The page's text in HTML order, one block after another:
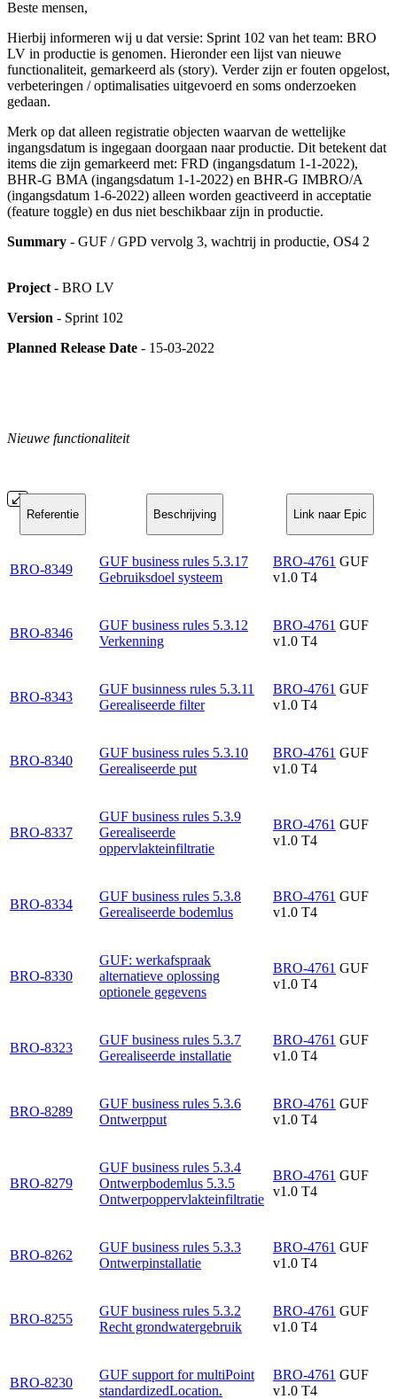
Beste mensen,
Hierbij informeren wij u dat versie: Sprint 102 van het team: BRO
LV in productie is genomen. Hieronder een lijst van nieuwe
functionaliteit, gemarkeerd als (story). Verder zijn er fouten opgelost,
verbeteringen / optimalisaties uitgevoerd en soms onderzoeken
gedaan.
Merk op dat alleen registratie objecten waarvan de wettelijke
ingangsdatum is ingegaan doorgaan naar productie. Dit betekent dat
items die zijn gemarkeerd met: FRD (ingangsdatum 1-1-2022),
BHR-G BMA (ingangsdatum 1-1-2022) en BHR-G IMBRO/A
(ingangsdatum 1-6-2022) alleen worden geactiveerd in acceptatie
(feature toggle) en dus niet beschikbaar zijn in productie.
Summary - GUF / GPD vervolg 3, wachtrij in productie, OS4 2
Project - BRO LV
Version - Sprint 102
Planned Release Date - 15-03-2022
Nieuwe functionaliteit
Referentie Beschrijving Link naar Epic
BRO-8349
GUF business rules 5.3.17
Gebruiksdoel systeem
BRO-4761 GUF
v1.0 T4
BRO-8346
GUF business rules 5.3.12
Verkenning
BRO-4761 GUF
v1.0 T4
BRO-8343
GUF businness rules 5.3.11
Gerealiseerde filter
BRO-4761 GUF
v1.0 T4
BRO-8340
GUF business rules 5.3.10
Gerealiseerde put
BRO-4761 GUF
v1.0 T4
BRO-8337
GUF business rules 5.3.9
Gerealiseerde
oppervlakteinfiltratie
BRO-4761 GUF
v1.0 T4
BRO-8334
GUF business rules 5.3.8
Gerealiseerde bodemlus
BRO-4761 GUF
v1.0 T4
BRO-8330
GUF: werkafspraak
alternatieve oplossing
optionele gegevens
BRO-4761 GUF
v1.0 T4
BRO-8323
GUF business rules 5.3.7
Gerealiseerde installatie
BRO-4761 GUF
v1.0 T4
BRO-8289
GUF business rules 5.3.6
Ontwerpput
BRO-4761 GUF
v1.0 T4
BRO-8279
GUF business rules 5.3.4
Ontwerpbodemlus 5.3.5
Ontwerpoppervlakteinfiltratie
BRO-4761 GUF
v1.0 T4
BRO-8262
GUF business rules 5.3.3
Ontwerpinstallatie
BRO-4761 GUF
v1.0 T4
BRO-8255
GUF business rules 5.3.2
Recht grondwatergebruik
BRO-4761 GUF
v1.0 T4
BRO-8230
GUF support for multiPoint
standardizedLocation.
BRO-4761 GUF
v1.0 T4